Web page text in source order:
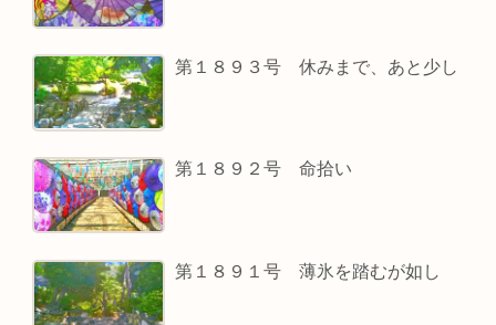
第１８９３号 休みまで、あと少し
第１８９２号 命拾い
第１８９１号 薄氷を踏むが如し